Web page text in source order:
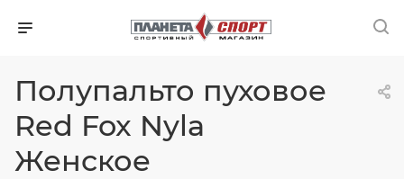
Полупальто пуховое
Red Fox Nyla
Женское